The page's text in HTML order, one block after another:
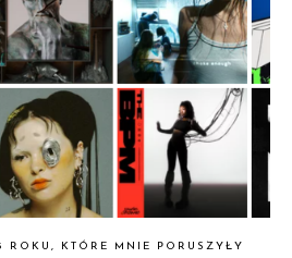
KTÓRE MNIE PORUSZYŁY